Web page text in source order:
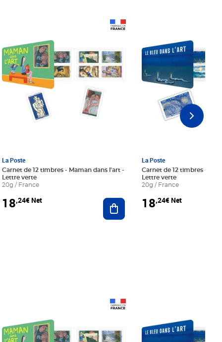
au panier
La Poste
Carnet de 12 timbres - Maman dans l'art -
Lettre verte
20g / France
18,24€ Net Ajouter au panier
La Poste
Carnet de 12 timbres - Le
Lettre verte
20g / France
18,24€ Net